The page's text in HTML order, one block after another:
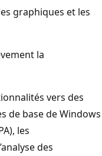
graphiques et les
la
vers des
de base de Windows
les
des